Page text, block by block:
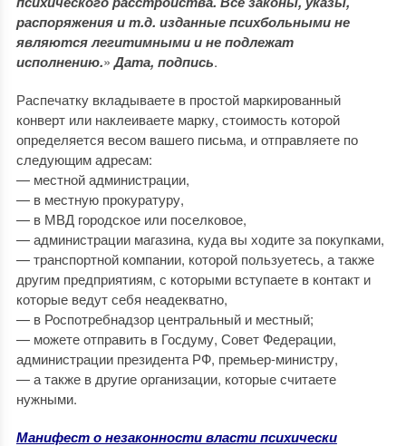
распоряжения и т.д. изданные психбольными не
являются легитимными и не подлежат
исполнению.»Дата, подпись.
Распечатку вкладываете в простой маркированный
конверт или наклеиваете марку, стоимость которой
определяется весом вашего письма, и отправляете по
следующим адресам:
— местной администрации,
— в местную прокуратуру,
— в МВД городское или поселковое,
— администрации магазина, куда вы ходите за покупками,
— транспортной компании, которой пользуетесь, а также
другим предприятиям, с которыми вступаете в контакт и
которые ведут себя неадекватно,
— в Роспотребнадзор центральный и местный;
— можете отправить в Госдуму, Совет Федерации,
администрации президента РФ, премьер-министру,
— а также в другие организации, которые считаете
нужными.
Манифест о незаконности власти психически